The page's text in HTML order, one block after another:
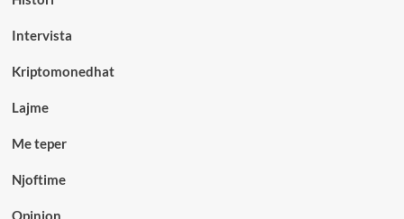
Intervista
Kriptomonedhat
Lajme
Me teper
Njoftime
Opinion